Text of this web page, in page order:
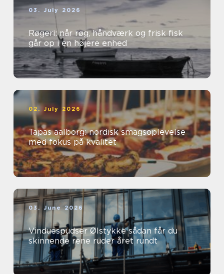
03. July 2026
Røgeri: når røg, håndværk og frisk fisk
går op i en højere enhed
02. July 2026
Tapas aalborg: nordisk smagsoplevelse
med fokus på kvalitet
03. June 2026
Vinduespudser Ølstykke sådan får du
skinnende rene ruder året rundt